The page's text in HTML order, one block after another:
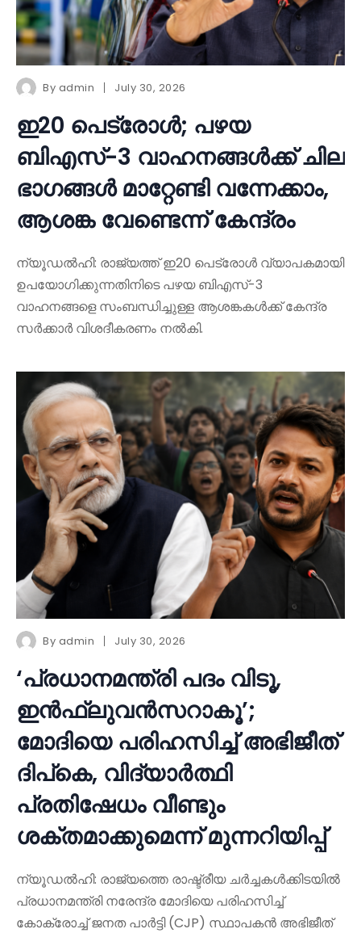
By admin July 30, 2026
ഇ20 പെട്രോൾ; പഴയ
ബിഎസ്-3 വാഹനങ്ങൾക്ക് ചില
ഭാഗങ്ങൾ മാറ്റേണ്ടി വന്നേക്കാം,
ആശങ്ക വേണ്ടെന്ന് കേന്ദ്രം
ന്യൂഡൽഹി: രാജ്യത്ത് ഇ20 പെട്രോൾ വ്യാപകമായി
ഉപയോഗിക്കുന്നതിനിടെ പഴയ ബിഎസ്-3
വാഹനങ്ങളെ സംബന്ധിച്ചുള്ള ആശങ്കകൾക്ക് കേന്ദ്ര
സർക്കാർ വിശദീകരണം നൽകി.
By admin July 30, 2026
‘പ്രധാനമന്ത്രി പദം വിടൂ,
ഇൻഫ്ലുവൻസറാകൂ’;
മോദിയെ പരിഹസിച്ച് അഭിജീത്
ദിപ്കെ, വിദ്യാർത്ഥി
പ്രതിഷേധം വീണ്ടും
ശക്തമാക്കുമെന്ന് മുന്നറിയിപ്പ്
ന്യൂഡൽഹി: രാജ്യത്തെ രാഷ്ട്രീയ ചർച്ചകൾക്കിടയിൽ
പ്രധാനമന്ത്രി നരേന്ദ്ര മോദിയെ പരിഹസിച്ച്
കോക്രോച്ച് ജനത പാർട്ടി (CJP) സ്ഥാപകൻ അഭിജീത്